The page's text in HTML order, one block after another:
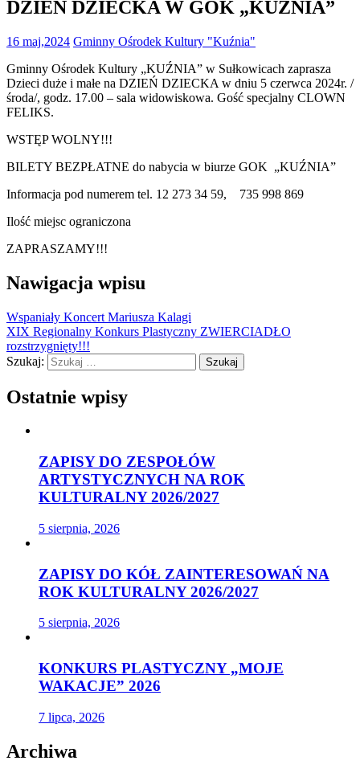
DZIEŃ DZIECKA W GOK „KUŹNIA”
16 maj,2024 Gminny Ośrodek Kultury "Kuźnia"
Gminny Ośrodek Kultury „KUŹNIA” w Sułkowicach zaprasza
Dzieci duże i małe na DZIEŃ DZIECKA w dniu 5 czerwca 2024r. /
środa/, godz. 17.00 – sala widowiskowa. Gość specjalny CLOWN
FELIKS.
WSTĘP WOLNY!!!
BILETY BEZPŁATNE do nabycia w biurze GOK „KUŹNIA”
Informacja pod numerem tel. 12 273 34 59, 735 998 869
Ilość miejsc ograniczona
ZAPRASZAMY!!!
Nawigacja wpisu
Wspaniały Koncert Mariusza Kalagi
XIX Regionalny Konkurs Plastyczny ZWIERCIADŁO
rozstrzygnięty!!!
Szukaj:
Ostatnie wpisy
ZAPISY DO ZESPOŁÓW
ARTYSTYCZNYCH NA ROK
KULTURALNY 2026/2027
5 sierpnia, 2026
ZAPISY DO KÓŁ ZAINTERESOWAŃ NA
ROK KULTURALNY 2026/2027
5 sierpnia, 2026
KONKURS PLASTYCZNY „MOJE
WAKACJE” 2026
7 lipca, 2026
Archiwa